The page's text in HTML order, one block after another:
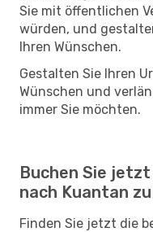
Sie mit öffentlichen
würden, und
Ihren Wünschen.
Gestalten Sie Ihren
Wünschen und
immer Sie möchten.
Buchen Sie jetzt
nach Kuantan
Finden Sie jetzt die